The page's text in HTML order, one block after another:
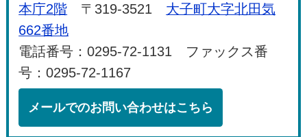
本庁2階 〒319-3521 大子町大字北田気
662番地
電話番号：0295-72-1131 ファックス番
号：0295-72-1167
メールでのお問い合わせはこちら